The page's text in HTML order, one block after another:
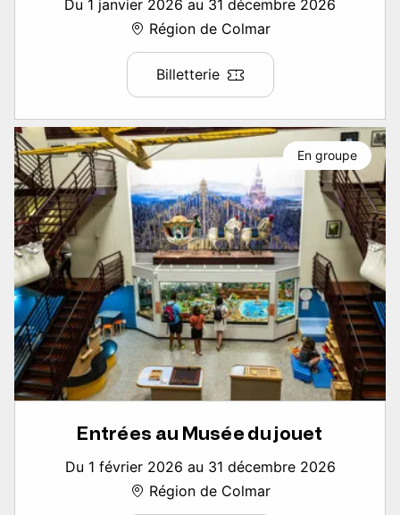
Du 1 janvier 2026 au 31 décembre 2026
Région de Colmar
Billetterie
Entrées au Musée du jouet
Du 1 février 2026 au 31 décembre 2026
Région de Colmar
En groupe